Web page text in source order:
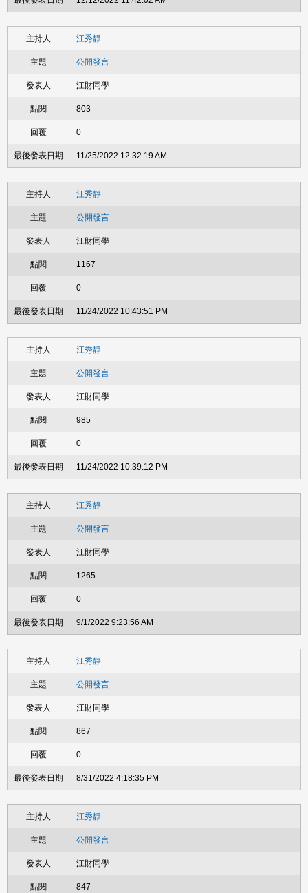
江秀靜
公開發言
江財同學
803
0
11/25/2022 12:32:19 AM
江秀靜
公開發言
江財同學
1167
0
11/24/2022 10:43:51 PM
江秀靜
公開發言
江財同學
985
0
11/24/2022 10:39:12 PM
江秀靜
公開發言
江財同學
1265
0
9/1/2022 9:23:56 AM
江秀靜
公開發言
江財同學
867
0
8/31/2022 4:18:35 PM
江秀靜
公開發言
江財同學
847